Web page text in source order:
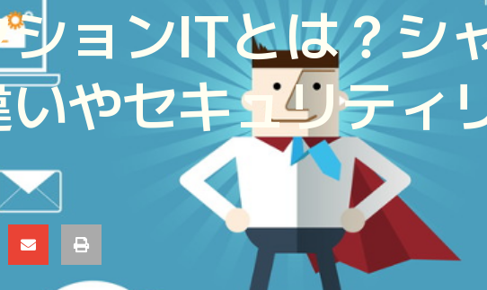
ョンITとは？シ
いやセキュリティ